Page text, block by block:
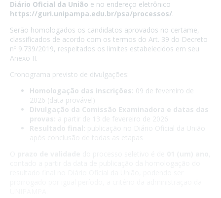
Diário Oficial da União e no endereço eletrônico
https://guri.unipampa.edu.br/psa/processos/.
Serão homologados os candidatos aprovados no certame,
classificados de acordo com os termos do Art. 39 do Decreto
nº 9.739/2019, respeitados os limites estabelecidos em seu
Anexo II.
Cronograma previsto de divulgações:
Homologação das inscrições: 09 de fevereiro de
2026 (data provável)
Divulgação da Comissão Examinadora e datas das
provas: a partir de 13 de fevereiro de 2026